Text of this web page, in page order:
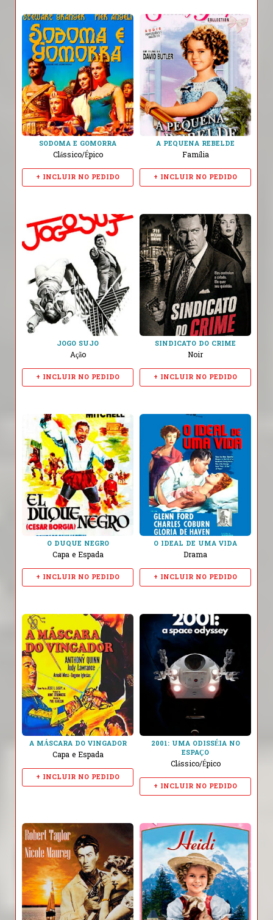
SODOMA E GOMORRA
Clássico/Épico
+ INCLUIR NO PEDIDO
A PEQUENA REBELDE
Família
+ INCLUIR NO PEDIDO
JOGO SUJO
Ação
+ INCLUIR NO PEDIDO
SINDICATO DO CRIME
Noir
+ INCLUIR NO PEDIDO
O DUQUE NEGRO
Capa e Espada
+ INCLUIR NO PEDIDO
O IDEAL DE UMA VIDA
Drama
+ INCLUIR NO PEDIDO
A MÁSCARA DO VINGADOR
Capa e Espada
+ INCLUIR NO PEDIDO
2001: UMA ODISSÉIA NO
ESPAÇO
Clássico/Épico
+ INCLUIR NO PEDIDO